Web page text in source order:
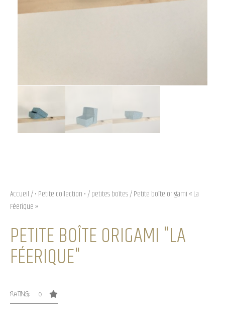
Accueil/• Petite collection •/petites boîtes/ Petite boîte origami « La
Féerique »
PETITE BOÎTE ORIGAMI "LA
FÉERIQUE"
RATING: 0